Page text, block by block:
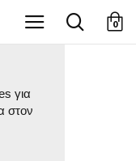
για
στον
X
0